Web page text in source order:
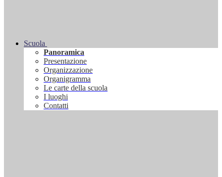
Scuola
Panoramica
Presentazione
Organizzazione
Organigramma
Le carte della scuola
I luoghi
Contatti